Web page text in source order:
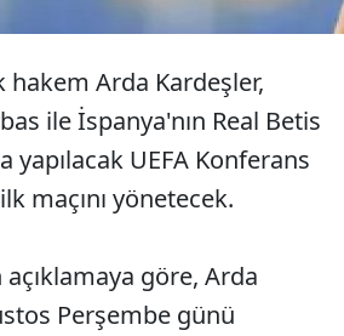
hakem Arda Kardeşler,
ile İspanya'nın Real Betis
yapılacak UEFA Konferans
maçını yönetecek.
açıklamaya göre, Arda
Perşembe günü